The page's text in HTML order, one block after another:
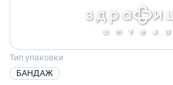
Тип упаковки
БАНДАЖ